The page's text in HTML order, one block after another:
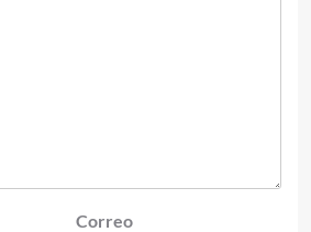
Correo